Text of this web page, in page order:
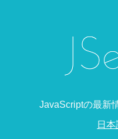
JavaScriptの最新
日本